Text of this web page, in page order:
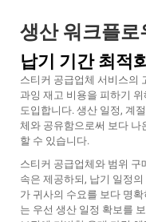
생산 워크플로
납기 기간 최적
스티커 공급업체 서비스의
과잉 재고 비용을 피하기
도입합니다. 생산 일정, 계
체와 공유함으로써 보다 나
할 수 있습니다.
스티커 공급업체와 범위
속은 제공하되, 납기 일정
가 귀사의 수요를 보다 명
는 우선 생산 일정 확보를